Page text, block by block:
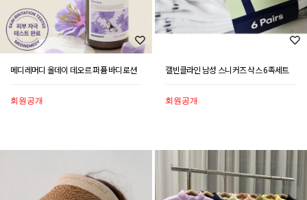
메디레머디 올데이 데오르 퍼퓸 바디로션
회원공개
캘빈클라인 남성 스니커즈 삭스 6족세트
회원공개